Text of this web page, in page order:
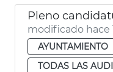
modificado hace
AYUNTAMIENTO
TODAS LAS